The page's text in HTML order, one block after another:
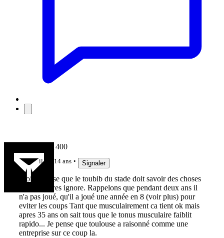
Stephane11400
il y a 14 ans Signaler
Moi je pense que le toubib du stade doit savoir des choses
que les autres ignore. Rappelons que pendant deux ans il
n'a pas joué, qu'il a joué une année en 8 (voir plus) pour
eviter les coups Tant que musculairement ca tient ok mais
apres 35 ans on sait tous que le tonus musculaire faiblit
rapido... Je pense que toulouse a raisonné comme une
entreprise sur ce coup la.